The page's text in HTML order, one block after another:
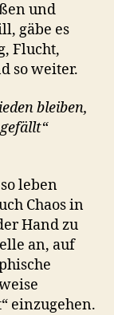
und
gäbe es
Flucht,
so weiter.
bleiben,
leben
Chaos in
Hand zu
an, auf
einzugehen.